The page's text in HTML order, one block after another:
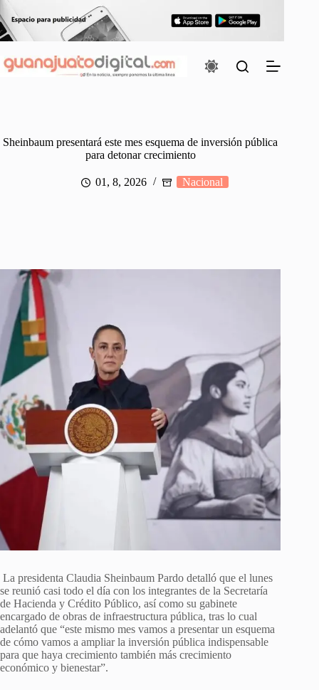
al
contenido
Sheinbaum presentará este mes esquema de inversión pública
para detonar crecimiento
01, 8, 2026 Nacional
La presidenta Claudia Sheinbaum Pardo detalló que el lunes
se reunió casi todo el día con los integrantes de la Secretaría
de Hacienda y Crédito Público, así como su gabinete
encargado de obras de infraestructura pública, tras lo cual
adelantó que “este mismo mes vamos a presentar un esquema
de cómo vamos a ampliar la inversión pública indispensable
para que haya crecimiento también más crecimiento
económico y bienestar”.